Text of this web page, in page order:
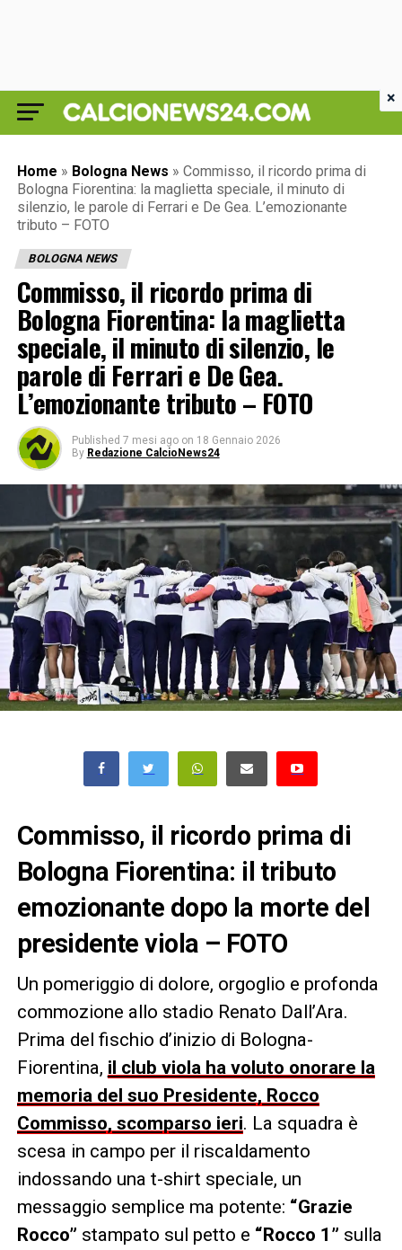
Home » Bologna News » Commisso, il ricordo prima di
Bologna Fiorentina: la maglietta speciale, il minuto di
silenzio, le parole di Ferrari e De Gea. L’emozionante
tributo – FOTO
BOLOGNA NEWS
Commisso, il ricordo prima di
Bologna Fiorentina: la maglietta
speciale, il minuto di silenzio, le
parole di Ferrari e De Gea.
L’emozionante tributo – FOTO
Published 7 mesi ago on 18 Gennaio 2026
By Redazione CalcioNews24
Commisso, il ricordo prima di
Bologna Fiorentina: il tributo
emozionante dopo la morte del
presidente viola – FOTO
Un pomeriggio di dolore, orgoglio e profonda
commozione allo stadio Renato Dall’Ara.
Prima del fischio d’inizio di Bologna-
Fiorentina, il club viola ha voluto onorare la
memoria del suo Presidente, Rocco
Commisso, scomparso ieri. La squadra è
scesa in campo per il riscaldamento
indossando una t-shirt speciale, un
messaggio semplice ma potente: “Grazie
Rocco” stampato sul petto e “Rocco 1” sulla
×